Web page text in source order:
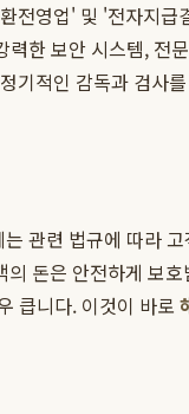
영업' 및 '전자지
한 보안 시스템,
적인 감독과 검사
관련 법규에 따라
돈은 안전하게 보
큽니다. 이것이 바로